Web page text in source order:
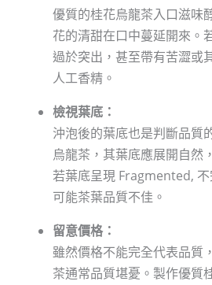
優質的桂花烏龍茶入口滋味
花的清甜在口中蔓延開來。
過於突出，甚至帶有苦澀或
人工香精。
檢視葉底：
沖泡後的葉底也是判斷品質
烏龍茶，其葉底應展開自然
若葉底呈現 Fragmented,
可能茶葉品質不佳。
留意價格：
雖然價格不能完全代表品質
茶通常品質堪憂。製作優質